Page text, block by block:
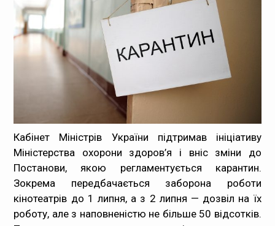
Медпрацівникам
Статистика
Документи
Карта сайта
Кабінет Міністрів України підтримав ініціативу
Міністерства охорони здоров’я і вніс зміни до
Постанови, якою регламентується карантин.
Зокрема передбачається заборона роботи
кінотеатрів до 1 липня, а з 2 липня — дозвіл на їх
роботу, але з наповненістю не більше 50 відсотків.